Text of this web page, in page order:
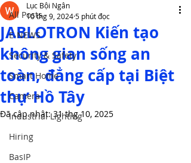
All Posts
E-NEWS
Security & Safety
Smart Home
Camera
Industrial Lighting
Hiring
BasIP
JABLOTRON Kiến tạo
không gian sống an
toàn, đẳng cấp tại Biệt
thự Hồ Tây
Lục Bội Ngân
10 thg 9, 20245 phút đọc
Đã cập nhật:31 thg 10, 2025